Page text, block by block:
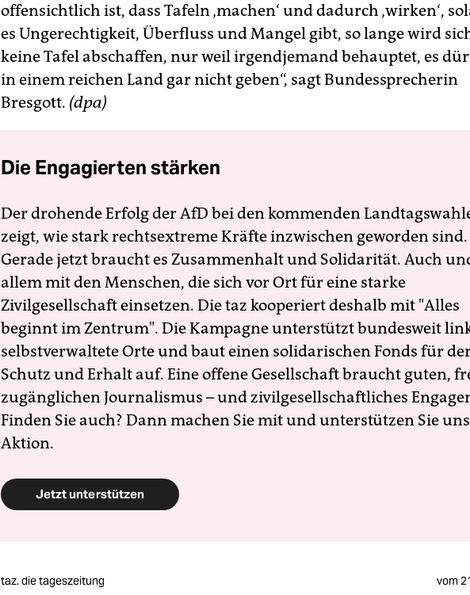
offensichtlich ist, dass Tafeln ‚machen‘ und dadurch ‚wirken‘,
es Ungerechtigkeit, Überfluss und Mangel gibt, so lange wird
keine Tafel abschaffen, nur weil irgendjemand behauptet, es
in einem reichen Land gar nicht geben“, sagt Bundessprecherin
Bresgott. (dpa)
Die Engagierten stärken
Der drohende Erfolg der AfD bei den kommenden
zeigt, wie stark rechtsextreme Kräfte inzwischen geworden sind.
Gerade jetzt braucht es Zusammenhalt und Solidarität. Auch
allem mit den Menschen, die sich vor Ort für eine starke
Zivilgesellschaft einsetzen. Die taz kooperiert deshalb mit "Alles
beginnt im Zentrum". Die Kampagne unterstützt bundesweit
selbstverwaltete Orte und baut einen solidarischen Fonds für
Schutz und Erhalt auf. Eine offene Gesellschaft braucht guten,
zugänglichen Journalismus – und zivilgesellschaftliches
Finden Sie auch? Dann machen Sie mit und unterstützen Sie
Aktion.
Jetzt unterstützen
taz. die tageszeitung vom